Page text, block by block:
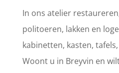
In ons atelier
politoeren, lakken en
kabinetten, kasten,
Woont u in Breyvin en